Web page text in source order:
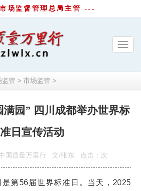
场监督管理总局主管 ---
监管 > 市场监管 >
满园” 四川成都举办世界标
准日宣传活动
国质量万里行 文/张东 点击： 次
56届世界标准日。当天，2025